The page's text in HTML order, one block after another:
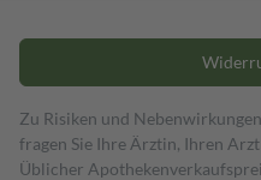
Zu Risiken und
fragen Sie Ihre Ärztin, Ihren
Üblicher